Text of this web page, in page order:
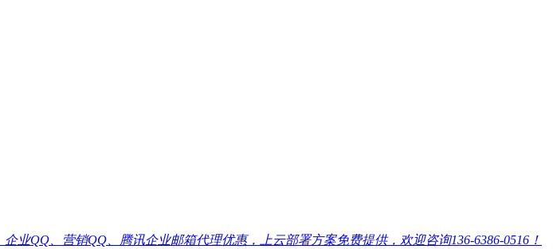
QQ、营销QQ、腾讯企业邮箱代理优惠，上云部署方案免费提供，欢迎咨询136-6386-0516！